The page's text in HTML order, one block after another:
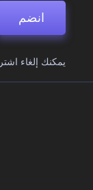
انضم
يمكنك إلغاء